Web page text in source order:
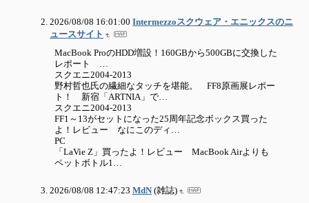
2026/08/08 16:01:00 Intermezzoスクウェア・エニックスのニ
ュースサイト
MacBook ProのHDD増設！160GBから500GBに交換した
レポート …
スクエニ2004-2013
野村哲也氏の繊細なタッチを堪能。 FF8原画展レポー
ト！ 新宿「ARTNIA」で…
スクエニ2004-2013
FF1～13がセットになった25周年記念ボックス買った
よ！レビュー なにこのディ…
PC
「LaVie Z」買ったよ！レビュー MacBook Airよりも
ペットボトル1…
2026/08/08 12:47:23 MdN (雑誌)